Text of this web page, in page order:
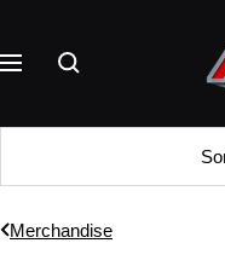
Inhalt
Navigation
Merchandise